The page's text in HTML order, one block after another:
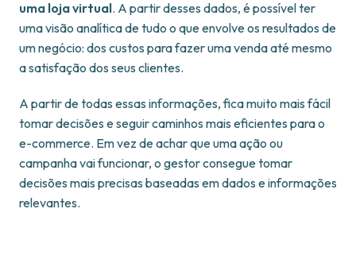
uma loja virtual. A partir desses dados, é possível ter
uma visão analítica de tudo o que envolve os resultados de
um negócio: dos custos para fazer uma venda até mesmo
a satisfação dos seus clientes.
A partir de todas essas informações, fica muito mais fácil
tomar decisões e seguir caminhos mais eficientes para o
e-commerce. Em vez de achar que uma ação ou
campanha vai funcionar, o gestor consegue tomar
decisões mais precisas baseadas em dados e informações
relevantes.